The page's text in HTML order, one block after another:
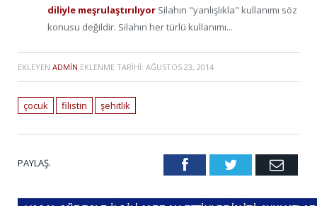
diliyle meşrulaştırılıyor Silahın "yanlışlıkla" kullanımı söz
konusu değildir. Silahın her türlü kullanımı...
EKLEYEN ADMIN EKLENME TARIHI: AĞUSTOS 23, 2014
çocuk filistin şehitlik
PAYLAŞ. FacebookTwitter Email